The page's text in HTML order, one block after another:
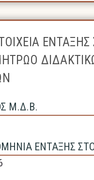
ΕΝΤΑΞΗΣ
Μ.Δ.Β.
ΕΝΤΑΞΗΣ